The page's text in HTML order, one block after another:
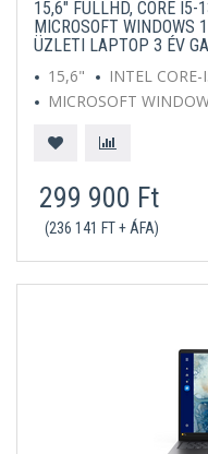
15,6" FULLHD, CORE I5-
MICROSOFT WINDOWS
ÜZLETI LAPTOP 3 ÉV
15,6"
INTEL CORE-
MICROSOFT
299 900 Ft
(236 141 FT + ÁFA)